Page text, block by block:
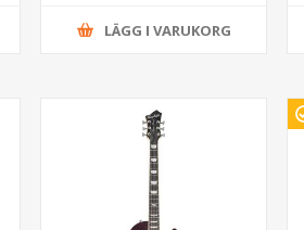
LÄGG I VARUKORG